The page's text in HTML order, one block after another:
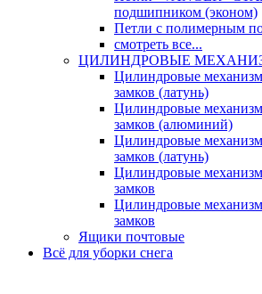
подшипником (эконом)
Петли с полимерным
смотреть все...
ЦИЛИНДРОВЫЕ
Цилиндровые
замков (латунь)
Цилиндровые
замков (алюминий)
Цилиндровые
замков (латунь)
Цилиндровые
замков
Цилиндровые
замков
Ящики почтовые
Всё для уборки снега